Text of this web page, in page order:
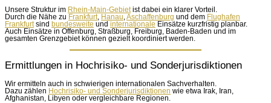
Unsere Struktur im Rhein-Main-Gebiet ist dabei ein klarer Vorteil.
Durch die Nähe zu Frankfurt Hanau Aschaffenburg und dem Flughafen
Frankfurt sind bundesweite und internationale Einsätze kurzfristig planbar.
Auch Einsätze in Offenburg, Straßburg, Freiburg, Baden-Baden und im
gesamten Grenzgebiet können gezielt koordiniert werden.
Ermittlungen in Hochrisiko- und Sonderjurisdiktionen
Wir ermitteln auch in schwierigen internationalen Sachverhalten.
Dazu zählen Hochrisiko- und Sonderjurisdiktionen wie etwa Irak, Iran,
Afghanistan, Libyen oder vergleichbare Regionen.